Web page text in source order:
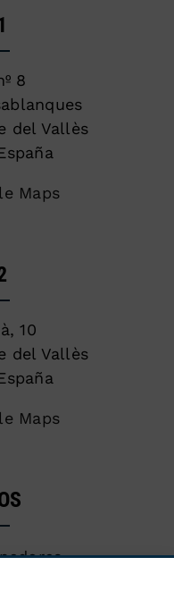
8
del Vallès
Maps
10
del Vallès
Maps